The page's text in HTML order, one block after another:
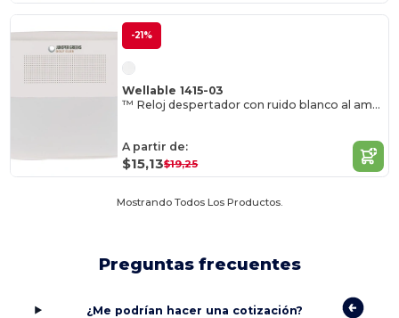
-21%
Wellable 1415-03
™ Reloj despertador con ruido blanco al amanecer
A partir de:
$15,13$19,25
Mostrando Todos Los Productos.
Preguntas frecuentes
¿Me podrían hacer una cotización?